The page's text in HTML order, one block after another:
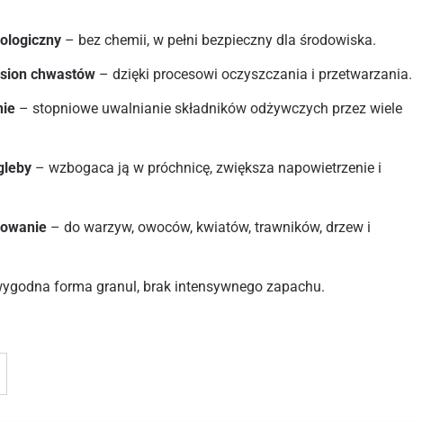
– bez chemii, w pełni bezpieczny dla środowiska.
chwastów – dzięki procesowi oczyszczania i przetwarzania.
– stopniowe uwalnianie składników odżywczych przez wiele
– wzbogaca ją w próchnicę, zwiększa napowietrzenie i
– do warzyw, owoców, kwiatów, trawników, drzew i
forma granul, brak intensywnego zapachu.